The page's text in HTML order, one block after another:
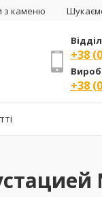
з каменю
+38
+38